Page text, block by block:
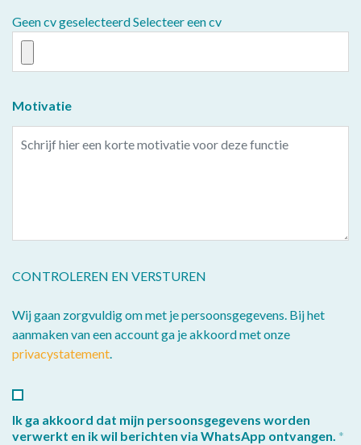
Geen cv geselecteerdSelecteer een cv
Motivatie
CONTROLEREN EN VERSTUREN
Wij gaan zorgvuldig om met je persoonsgegevens. Bij het
aanmaken van een account ga je akkoord met onze
privacystatement.
Ik ga akkoord dat mijn persoonsgegevens worden
verwerkt en ik wil berichten via WhatsApp ontvangen.